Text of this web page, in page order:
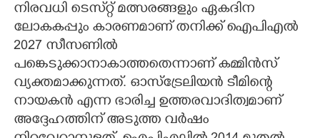
നിരവധി ടെസ്‌റ്റ് മത്സരങ്ങളും ഏകദിന
ലോകകപ്പും കാരണമാണ് തനിക്ക് ഐപിഎൽ
2027 സീസണിൽ
പങ്കെടുക്കാനാകാത്തതെന്നാണ് കമ്മിൻസ്
വ്യക്തമാക്കുന്നത്. ഓസ്ട്രേലിയൻ ടീമിന്റെ
നായകൻ എന്ന ഭാരിച്ച ഉത്തരവാദിത്വമാണ്
അദ്ദേഹത്തിന് അടുത്ത വർഷം